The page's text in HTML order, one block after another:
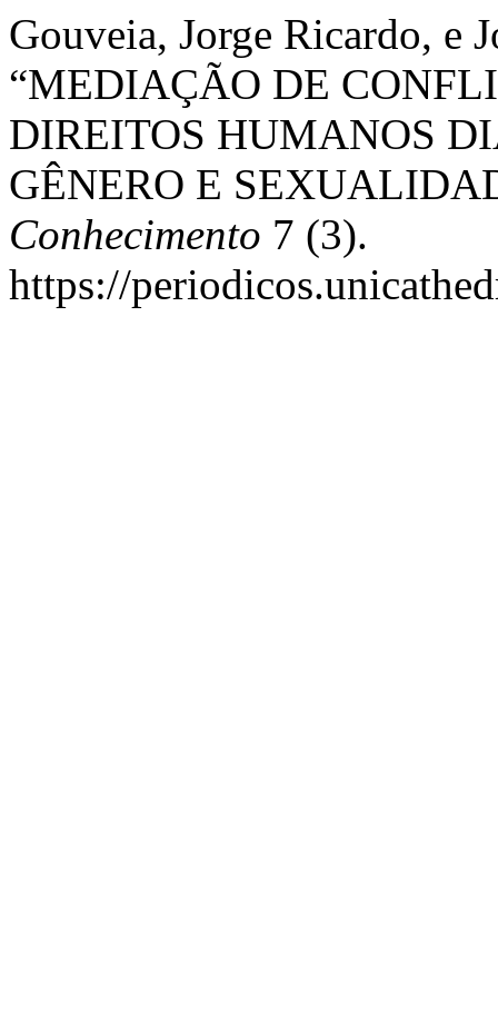
Gouveia, Jorge Ricardo, e
“MEDIAÇÃO DE
DIREITOS HUMANOS
GÊNERO E
Conhecimento 7 (3).
https://